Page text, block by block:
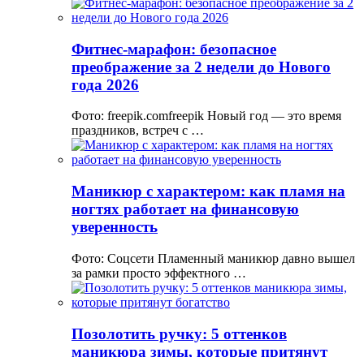
Фитнес-марафон: безопасное
преображение за 2 недели до Нового
года 2026
Фото: freepik.comfreepik Новый год — это время
праздников, встреч с …
Маникюр с характером: как пламя на
ногтях работает на финансовую
уверенность
Фото: Соцсети Пламенный маникюр давно вышел
за рамки просто эффектного …
Позолотить ручку: 5 оттенков
маникюра зимы, которые притянут